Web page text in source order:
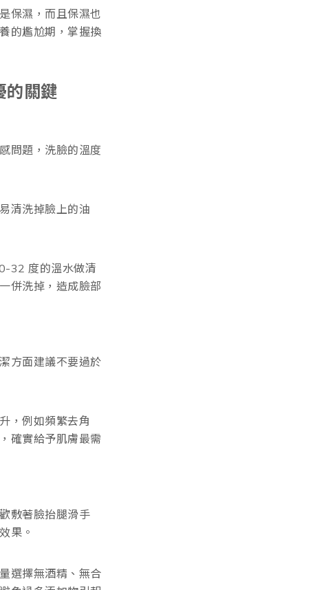
保濕，而且保濕也
的尷尬期，掌握換
的關鍵
問題，洗臉的溫度
清洗掉臉上的油
32 度的溫水做清
併洗掉，造成臉部
方面建議不要過於
，例如頻繁去角
確實給予肌膚最需
敷著臉抬腿滑手
果。
選擇無酒精、無合